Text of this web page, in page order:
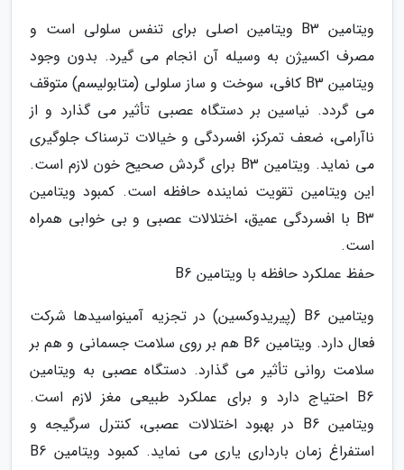
ویتامین B3 ویتامین اصلی برای تنفس سلولی است و
مصرف اکسیژن به وسیله آن انجام می گیرد. بدون وجود
ویتامین B3 کافی، سوخت و ساز سلولی (متابولیسم) متوقف
می گردد. نیاسین بر دستگاه عصبی تأثیر می گذارد و از
ناآرامی، ضعف تمرکز، افسردگی و خیالات ترسناک جلوگیری
می نماید. ویتامین B3 برای گردش صحیح خون لازم است.
این ویتامین تقویت نماینده حافظه است. کمبود ویتامین
B3 با افسردگی عمیق، اختلالات عصبی و بی خوابی همراه
است.
حفظ عملکرد حافظه با ویتامین B6
ویتامین B6 (پیریدوکسین) در تجزیه آمینواسیدها شرکت
فعال دارد. ویتامین B6 هم بر روی سلامت جسمانی و هم بر
سلامت روانی تأثیر می گذارد. دستگاه عصبی به ویتامین
B6 احتیاج دارد و برای عملکرد طبیعی مغز لازم است.
ویتامین B6 در بهبود اختلالات عصبی، کنترل سرگیجه و
استفراغ زمان بارداری یاری می نماید. کمبود ویتامین B6